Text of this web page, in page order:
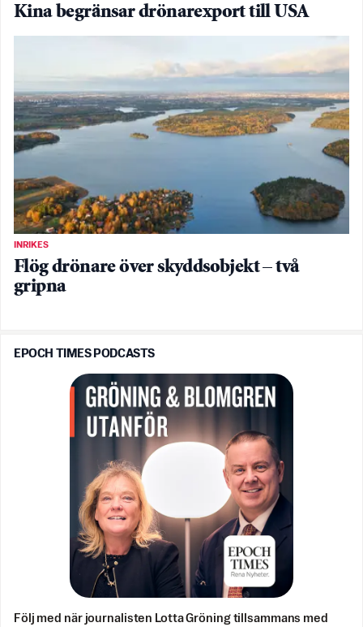
Kina begränsar drönarexport till USA
INRIKES
Flög drönare över skyddsobjekt – två
gripna
EPOCH TIMES PODCASTS
Följ med när journalisten Lotta Gröning tillsammans med